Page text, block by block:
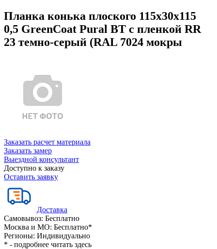
Планка конька плоского 115х30х115
0,5 GreenCoat Pural BT с пленкой RR
23 темно-серый (RAL 7024 мокры
Заказать расчет материала
Заказать замер
Выездной консультант
Доступно к заказу
Оставить заявку
Доставка
Самовывоз: Бесплатно
Москва и МО: Бесплатно*
Регионы: Индивидуально
* - подробнее читать здесь